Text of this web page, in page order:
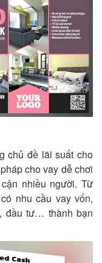
chủ đề lãi suất cho
cho vay dễ chơi
nhiều người. Từ
nhu cầu vay vốn,
đầu tư… thành bạn